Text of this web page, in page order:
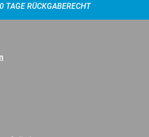
TAGE RÜCKGABERECHT